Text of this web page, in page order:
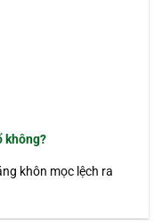
không?
khôn mọc lệch ra